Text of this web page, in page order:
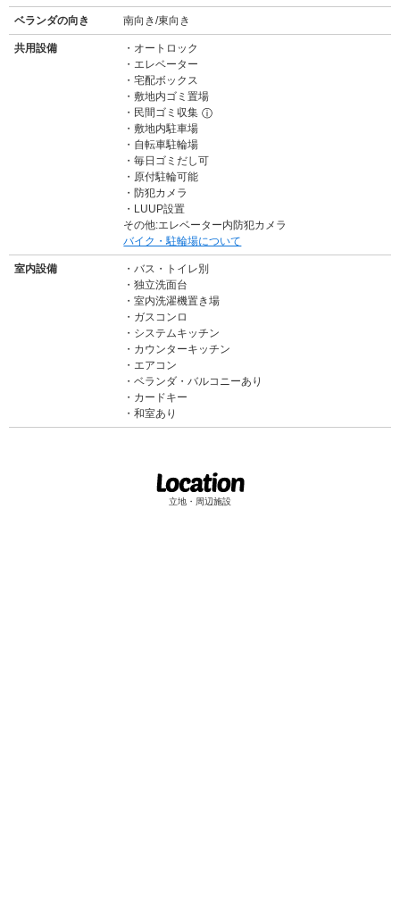
ベランダの向き 南向き/東向き
共用設備
オートロック
エレベーター
宅配ボックス
敷地内ゴミ置場
民間ゴミ収集 ⓘ
敷地内駐車場
自転車駐輪場
毎日ゴミだし可
原付駐輪可能
防犯カメラ
LUUP設置
その他:エレベーター内防犯カメラ
バイク・駐輪場について
室内設備
バス・トイレ別
独立洗面台
室内洗濯機置き場
ガスコンロ
システムキッチン
カウンターキッチン
エアコン
ベランダ・バルコニーあり
カードキー
和室あり
立地・周辺施設